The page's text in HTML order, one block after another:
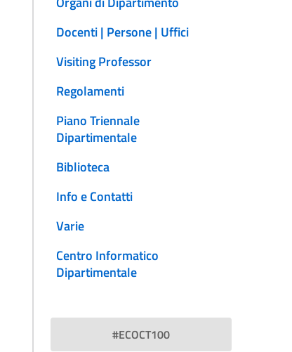
Docenti | Persone | Uffici
Visiting Professor
Regolamenti
Piano Triennale
Dipartimentale
Biblioteca
Info e Contatti
Varie
Centro Informatico
Dipartimentale
#ECOCT100